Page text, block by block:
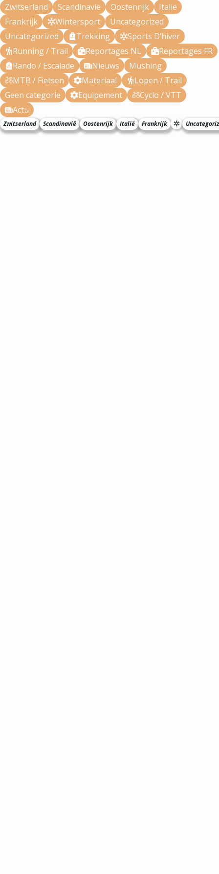
Zwitserland Scandinavië Oostenrijk
Italië
Frankrijk
Wintersport
Uncategorized
Uncategorized
Trekking
Sports D’hiver
Running / Trail
Reportages NL
Reportages FR
Rando / Escalade
Nieuws
Mushing
MTB / Fietsen
Materiaal
Lopen / Trail
Geen categorie
Equipement
Cyclo / VTT
Actu
Zwitserland Scandinavië Oostenrijk Italië Frankrijk